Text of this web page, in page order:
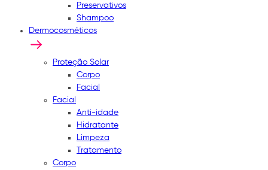
Preservativos
Shampoo
Dermocosméticos
Proteção Solar
Corpo
Facial
Facial
Anti-idade
Hidratante
Limpeza
Tratamento
Corpo